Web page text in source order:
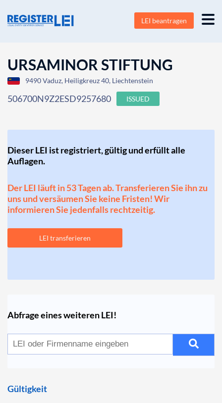
LEI beantragen
URSAMINOR STIFTUNG
9490 Vaduz, Heiligkreuz 40, Liechtenstein
506700N9Z2ESD9257680 ISSUED
Dieser LEI ist registriert, gültig und erfüllt alle
Auflagen.
Der LEI läuft in 53 Tagen ab. Transferieren Sie ihn zu
uns und versäumen Sie keine Fristen! Wir
informieren Sie jedenfalls rechtzeitig.
LEI transferieren
Abfrage eines weiteren LEI!
Gültigkeit